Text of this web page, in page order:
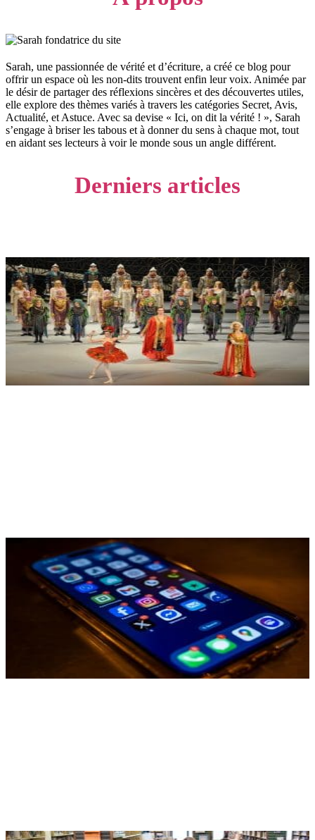
Sarah, une passionnée de vérité et d’écriture, a créé ce blog pour
offrir un espace où les non-dits trouvent enfin leur voix. Animée par
le désir de partager des réflexions sincères et des découvertes utiles,
elle explore des thèmes variés à travers les catégories Secret, Avis,
Actualité, et Astuce. Avec sa devise « Ici, on dit la vérité ! », Sarah
s’engage à briser les tabous et à donner du sens à chaque mot, tout
en aidant ses lecteurs à voir le monde sous un angle différent.
Derniers articles